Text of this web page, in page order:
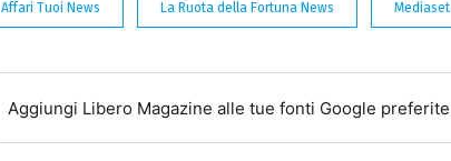
Affari Tuoi News La Ruota della Fortuna News Mediaset
Aggiungi Libero Magazine alle tue fonti Google preferite